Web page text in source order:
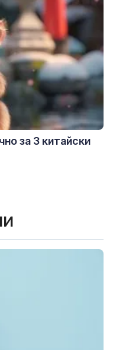
за 3 китайски